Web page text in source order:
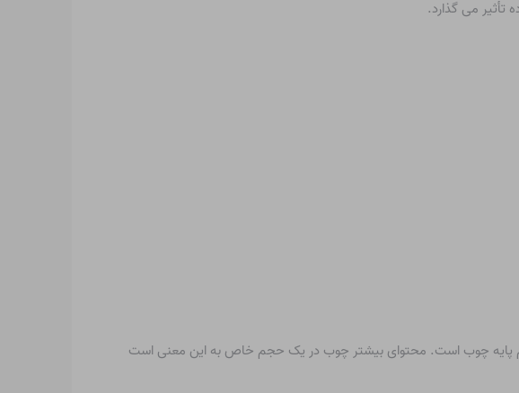
می گذارد.
پایه چوب است. محتوای بیشتر چوب در یک حجم خاص به این معنی است